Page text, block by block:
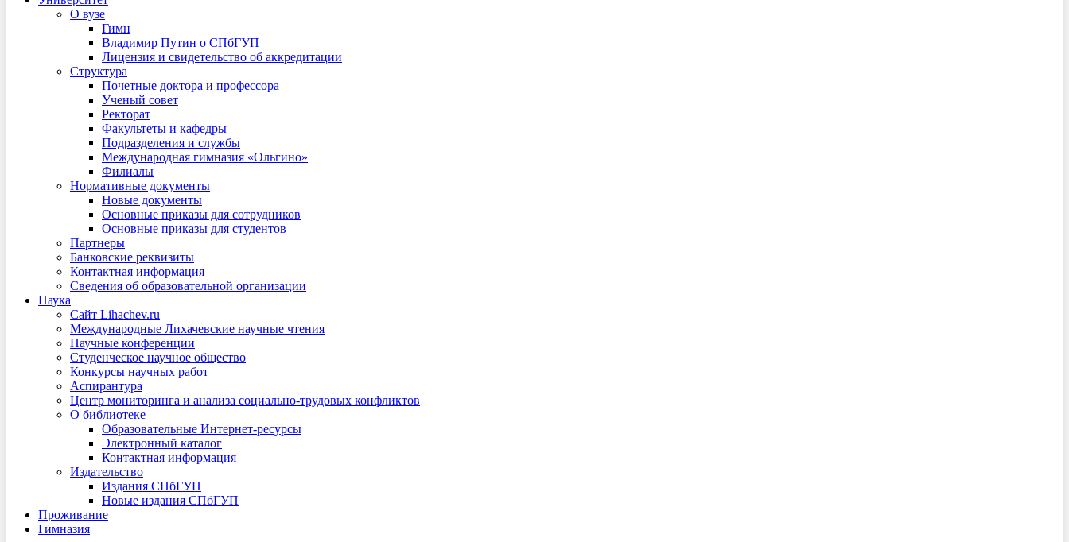
О вузе
Гимн
Владимир Путин о СПбГУП
Лицензия и свидетельство об аккредитации
Структура
Почетные доктора и профессора
Ученый совет
Ректорат
Факультеты и кафедры
Подразделения и службы
Международная гимназия «Ольгино»
Филиалы
Нормативные документы
Новые документы
Основные приказы для сотрудников
Основные приказы для студентов
Партнеры
Банковские реквизиты
Контактная информация
Сведения об образовательной организации
Наука
Сайт Lihachev.ru
Международные Лихачевские научные чтения
Научные конференции
Студенческое научное общество
Конкурсы научных работ
Аспирантура
Центр мониторинга и анализа социально-трудовых конфликтов
О библиотеке
Образовательные Интернет-ресурсы
Электронный каталог
Контактная информация
Издательство
Издания СПбГУП
Новые издания СПбГУП
Проживание
Гимназия